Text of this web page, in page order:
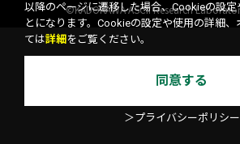
©KADOKAWA ASCII Research
以降のページに遷移した場合、Cookieの設定
とになります。Cookieの設定や使用の詳細
ては詳細 をご覧ください。
同意する
＞プライバシーポリシー